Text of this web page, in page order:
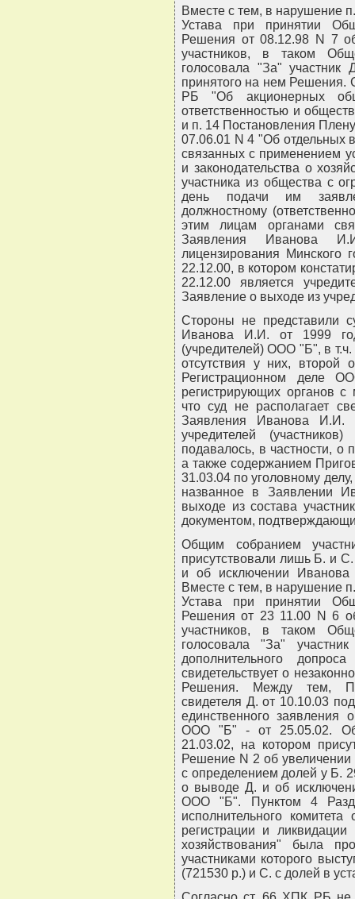
Вместе с тем, в нарушение
Устава при принятии
Решения от 08.12.98 N 7
участников, в таком
голосовала "За" участник
принятого на нем Решения.
РБ "Об акционерных
ответственностью и
и п. 14 Постановления
07.06.01 N 4 "Об отдельных
связанных с применением
и законодательства о
участника из общества с
день подачи им
должностному
этим лицам органами
Заявления Иванова
лицензирования Минского
22.12.00, в котором
22.12.00 является
Заявление о выходе из
Стороны не представили
Иванова И.И. от 1999
(учредителей) ООО "Б", в
отсутствия у них, второй
Регистрационном деле
регистрирующих органов
что суд не располагает
Заявления Иванова
учредителей
подавалось, в частности, о
а также содержанием
31.03.04 по уголовному
названное в Заявлении
выходе из состава
документом,
Общим собранием
присутствовали лишь Б. и
и об исключении
Вместе с тем, в нарушение
Устава при принятии
Решения от 23 11.00 N 6
участников, в таком
голосовала "За"
дополнительного
свидетельствует о
Решения. Между тем,
свидетеля Д. от 10.10.03
единственного заявления
ООО "Б" - от 25.05.02.
21.03.02, на котором
Решение N 2 об
с определением долей у Б.
о выводе Д. и об
ООО "Б". Пунктом 4
исполнительного
регистрации и ликвидации
хозяйствования" была
участниками которого
(721530 р.) и С. с долей в